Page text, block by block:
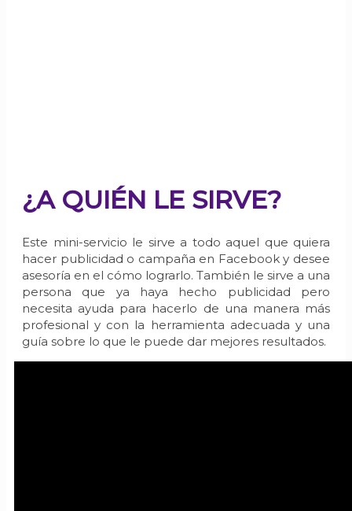
¿A QUIÉN LE SIRVE?
Este mini-servicio le sirve a todo aquel que quiera
hacer publicidad o campaña en Facebook y desee
asesoría en el cómo lograrlo. También le sirve a una
persona que ya haya hecho publicidad pero
necesita ayuda para hacerlo de una manera más
profesional y con la herramienta adecuada y una
guía sobre lo que le puede dar mejores resultados.